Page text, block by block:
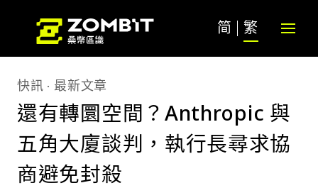
简 繁
快訊 最新文章
還有轉圜空間？Anthropic 與
五角大廈談判，執行長尋求協
商避免封殺